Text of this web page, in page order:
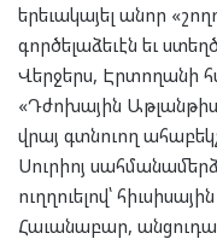
երեւակայել անոր
գործելաձեւէն եւ
Վերջերս, Էրտողանի
«Դժոխային
վրայ գտնուող
Սուրիոյ սահմանամերձ
ուղղուելով՝
Հաւանաբար,